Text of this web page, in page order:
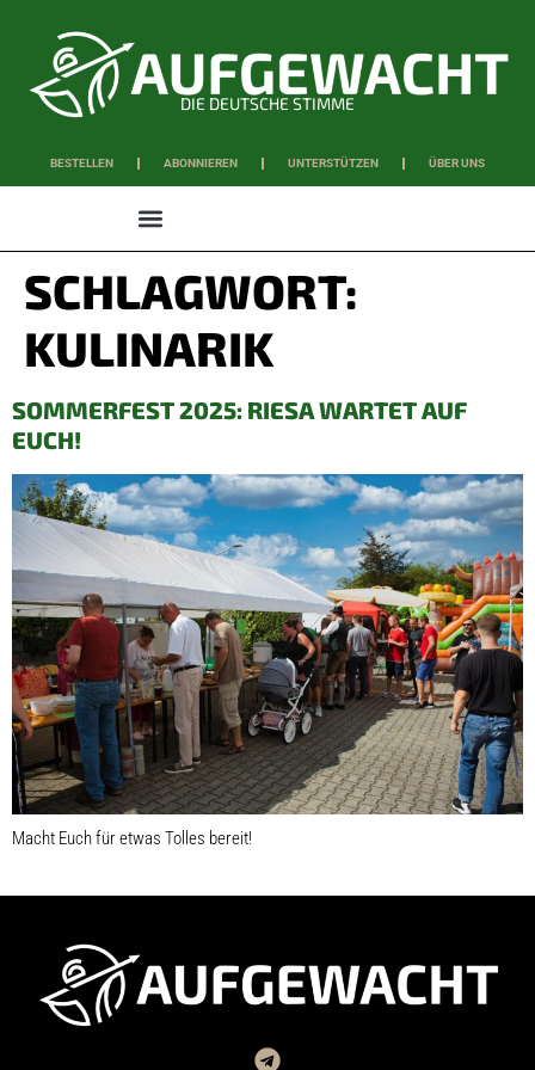
DIE DEUTSCHE STIMME
BESTELLEN ABONNIEREN UNTERSTÜTZEN ÜBER UNS
SCHLAGWORT:
KULINARIK
SOMMERFEST 2025: RIESA WARTET AUF
EUCH!
Macht Euch für etwas Tolles bereit!